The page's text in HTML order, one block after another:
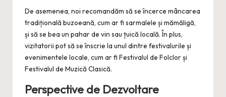
De asemenea, noi recomandăm să se încerce mâncarea
tradițională buzoeană, cum ar fi sarmalele și mămăligă,
și să se bea un pahar de vin sau țuică locală. În plus,
vizitatorii pot să se înscrie la unul dintre festivalurile și
evenimentele locale, cum ar fi Festivalul de Folclor și
Festivalul de Muzică Clasică.
Perspective de Dezvoltare